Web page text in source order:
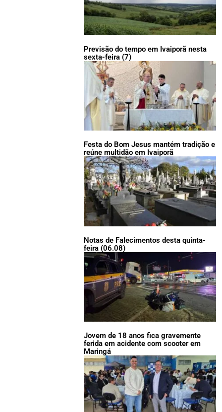
Previsão do tempo em Ivaiporã nesta
sexta-feira (7)
Festa do Bom Jesus mantém tradição e
reúne multidão em Ivaiporã
Notas de Falecimentos desta quinta-
feira (06.08)
Jovem de 18 anos fica gravemente
ferida em acidente com scooter em
Maringá